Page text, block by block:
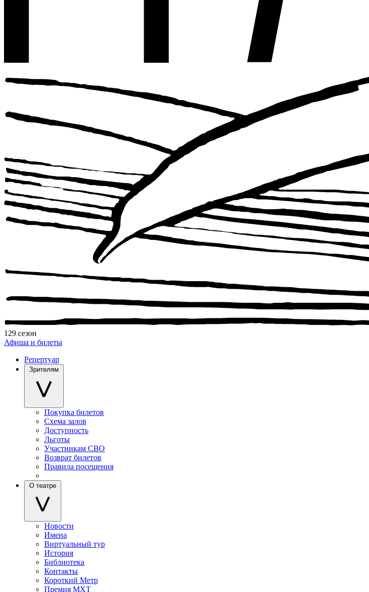
129 сезон
Афиша и билеты
Репертуар
Зрителям
Покупка билетов
Схема залов
Доступность
Льготы
Участникам СВО
Возврат билетов
Правила посещения
О театре
Новости
Имена
Виртуальный тур
История
Библиотека
Контакты
Короткий Метр
Премия МХТ